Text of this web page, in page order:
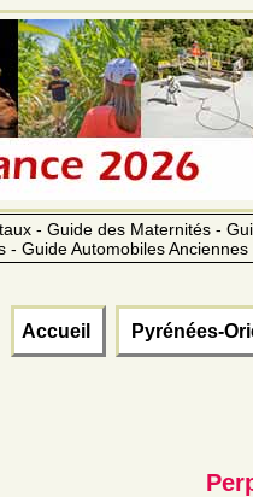
- Guide des Maternités -
Guide Automobiles
Accueil Pyrénées-